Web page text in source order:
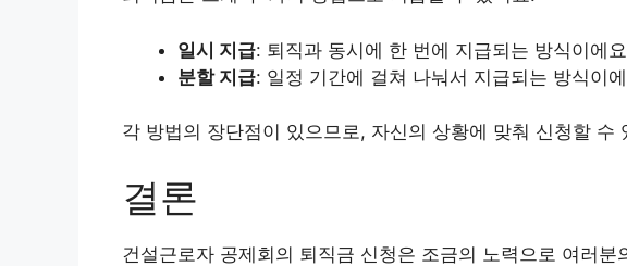
일시 지급: 퇴직과 동시에 한 번에 지급되는 방식이에
분할 지급: 일정 기간에 걸쳐 나눠서 지급되는 방식이
각 방법의 장단점이 있으므로, 자신의 상황에 맞춰 신청할 수
결론
건설근로자 공제회의 퇴직금 신청은 조금의 노력으로 여러